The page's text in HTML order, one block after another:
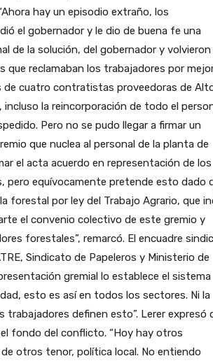
hay un episodio extraño, los
el gobernador y le dio de buena fe una
de la solución, del gobernador y volvieron
que reclamaban los trabajadores por
de cuatro contratistas proveedoras de
incluso la reincorporación de todo el
Pero no se pudo llegar a firmar un
que nuclea al personal de la planta de
el acta acuerdo en representación de los
pero equívocamente pretende esto dado
forestal por ley del Trabajo Agrario, que
el convenio colectivo de este gremio y
forestales”, remarcó. El encuadre
Sindicato de Papeleros y Ministerio de
gremial lo establece el sistema
esto es así en todos los sectores. Ni la
trabajadores definen esto”. Lerer expresó
fondo del conflicto. “Hoy hay otros
otros tenor, política local. No entiendo